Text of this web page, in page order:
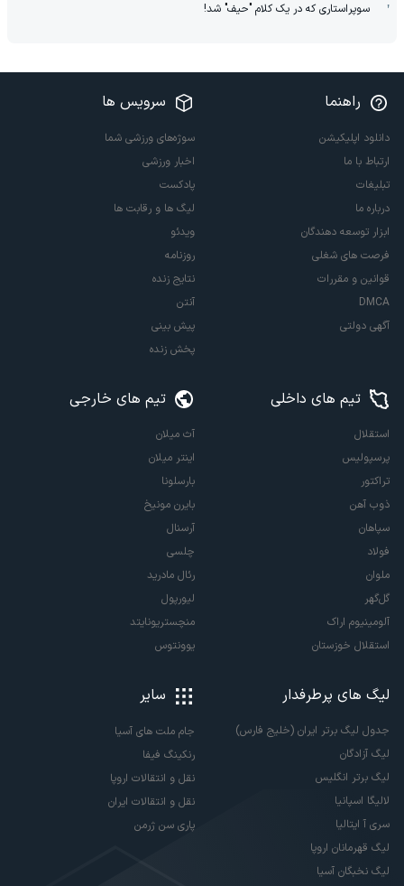
سوپراستاری که در یک کلام "حیف" شد!
راهنما
دانلود اپلیکیشن
ارتباط با ما
تبلیغات
درباره ما
ابزار توسعه دهندگان
فرصت های شغلی
قوانین و مقررات
DMCA
آگهی دولتی
سرویس ها
سوژه‌های ورزشی شما
اخبار ورزشی
پادکست
لیگ ها و رقابت ها
ویدئو
روزنامه
نتایج زنده
آنتن
پیش بینی
پخش زنده
تیم های داخلی
استقلال
پرسپولیس
تراکتور
ذوب آهن
سپاهان
فولاد
ملوان
گل‌گهر
آلومینیوم اراک
استقلال خوزستان
تیم های خارجی
آث میلان
اینتر میلان
بارسلونا
بایرن مونیخ
آرسنال
چلسی
رئال مادرید
لیورپول
منچستریونایتد
یوونتوس
لیگ های پرطرفدار
جدول لیگ برتر ایران (خلیج فارس)
لیگ آزادگان
لیگ برتر انگلیس
لالیگا اسپانیا
سری آ ایتالیا
لیگ قهرمانان اروپا
لیگ نخبگان آسیا
سایر
جام ملت های آسیا
رنکینگ فیفا
نقل و انتقالات اروپا
نقل و انتقالات ایران
پاری سن ژرمن